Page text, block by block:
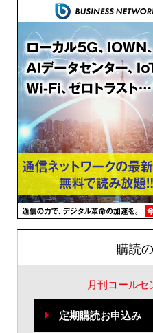
購読
月刊コール
定期購読お申込み